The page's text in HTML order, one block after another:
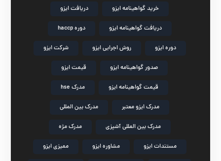
خرید گواهینامه ایزو دریافت ایزو
دریافت گواهینامه ایزو دوره haccp
دوره ایزو روش اجرایی ایزو شرکت ایزو
صدور گواهینامه ایزو قیمت ایزو
قیمت گواهینامه ایزو مدرک hse
مدرک ایزو معتبر مدرک بین المللی
مدرک بین المللی آشپزی مدرک مژه
مستندات ایزو مشاوره ایزو ممیزی ایزو